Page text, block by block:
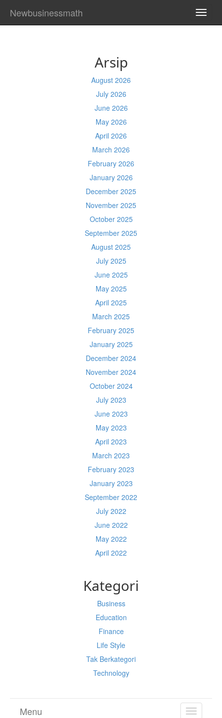
Newbusinessmath
Arsip
August 2026
July 2026
June 2026
May 2026
April 2026
March 2026
February 2026
January 2026
December 2025
November 2025
October 2025
September 2025
August 2025
July 2025
June 2025
May 2025
April 2025
March 2025
February 2025
January 2025
December 2024
November 2024
October 2024
July 2023
June 2023
May 2023
April 2023
March 2023
February 2023
January 2023
September 2022
July 2022
June 2022
May 2022
April 2022
Kategori
Business
Education
Finance
Life Style
Tak Berkategori
Technology
TOGGLE
Menu